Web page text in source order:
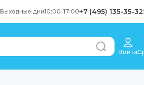
Выходные дни10:00-17:00+7 (495) 135-35-32
Войти